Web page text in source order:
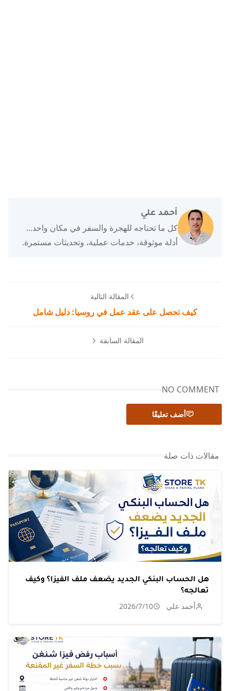
أحمد علي
كل ما تحتاجه للهجرة والسفر في مكان واحد...
أدلة موثوقة، خدمات عملية، وتحديثات مستمرة.
المقالة التالية
كيف تحصل على عقد عمل في روسيا: دليل شامل
المقالة السابقة
NO COMMENT
أضف تعليقًا
مقالات ذات صلة
هل الحساب البنكي الجديد يضعف ملف الفيزا؟ وكيف
تعالجه؟
أحمد علي 2026/7/10